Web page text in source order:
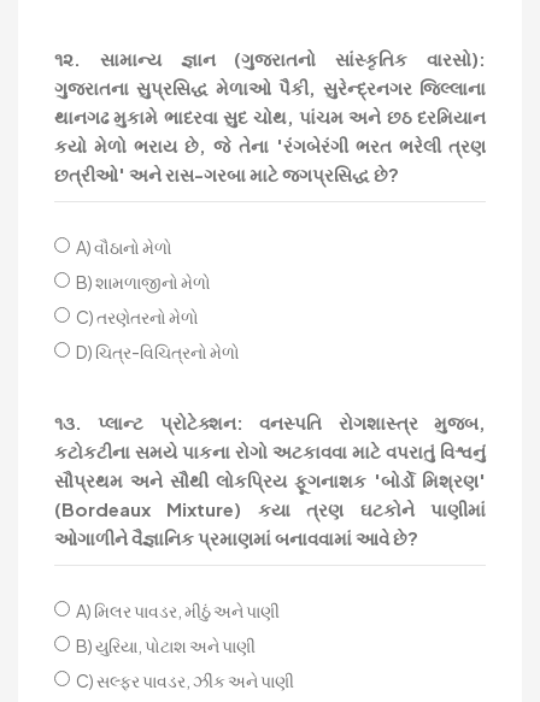
૧૨. સામાન્ય જ્ઞાન (ગુજરાતનો સાંસ્કૃતિક વારસો):
ગુજરાતના સુપ્રસિદ્ધ મેળાઓ પૈકી, સુરેન્દ્રનગર જિલ્લાના
થાનગઢ મુકામે ભાદરવા સુદ ચોથ, પાંચમ અને છઠ દરમિયાન
કયો મેળો ભરાય છે, જે તેના 'રંગબેરંગી ભરત ભરેલી ત્રણ
છત્રીઓ' અને રાસ-ગરબા માટે જગપ્રસિદ્ધ છે?
A) વૌઠાનો મેળો
B) શામળાજીનો મેળો
C) તરણેતરનો મેળો
D) ચિત્ર-વિચિત્રનો મેળો
૧૩. પ્લાન્ટ પ્રોટેક્શન: વનસ્પતિ રોગશાસ્ત્ર મુજબ,
કટોકટીના સમયે પાકના રોગો અટકાવવા માટે વપરાતું વિશ્વનું
સૌપ્રથમ અને સૌથી લોકપ્રિય ફૂગનાશક 'બોર્ડો મિશ્રણ'
(Bordeaux Mixture) કયા ત્રણ ઘટકોને પાણીમાં
ઓગાળીને વૈજ્ઞાનિક પ્રમાણમાં બનાવવામાં આવે છે?
A) મિલર પાવડર, મીઠું અને પાણી
B) યુરિયા, પોટાશ અને પાણી
C) સલ્ફર પાવડર, ઝીંક અને પાણી